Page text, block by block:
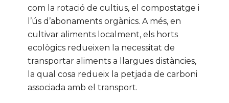
com la rotació de cultius, el compostatge i
l’ús d’abonaments orgànics. A més, en
cultivar aliments localment, els horts
ecològics redueixen la necessitat de
transportar aliments a llargues distàncies,
la qual cosa redueix la petjada de carboni
associada amb el transport.